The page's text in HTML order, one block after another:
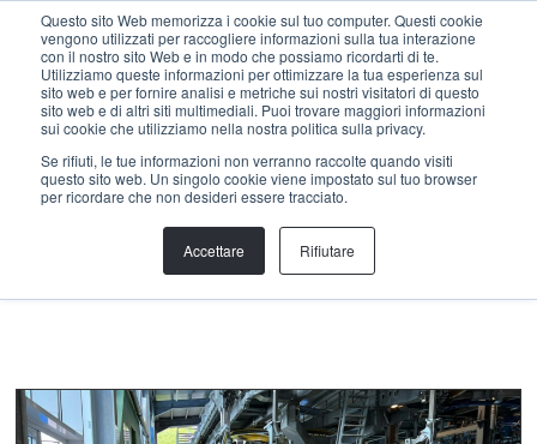
Questo sito Web memorizza i cookie sul tuo computer. Questi cookie
vengono utilizzati per raccogliere informazioni sulla tua interazione
con il nostro sito Web e in modo che possiamo ricordarti di te.
Utilizziamo queste informazioni per ottimizzare la tua esperienza sul
sito web e per fornire analisi e metriche sui nostri visitatori di questo
sito web e di altri siti multimediali. Puoi trovare maggiori informazioni
sui cookie che utilizziamo nella nostra politica sulla privacy.
Se rifiuti, le tue informazioni non verranno raccolte quando visiti
questo sito web. Un singolo cookie viene impostato sul tuo browser
per ricordare che non desideri essere tracciato.
Accettare Rifiutare
Menu
SERVIZI
PIANIFICAZIONE
Progettiamo per te! Dalla pianificazione dei trails e degli
intierari, all'analisi dell'infrastruttura esistente e al
monitoraggio della frequenza